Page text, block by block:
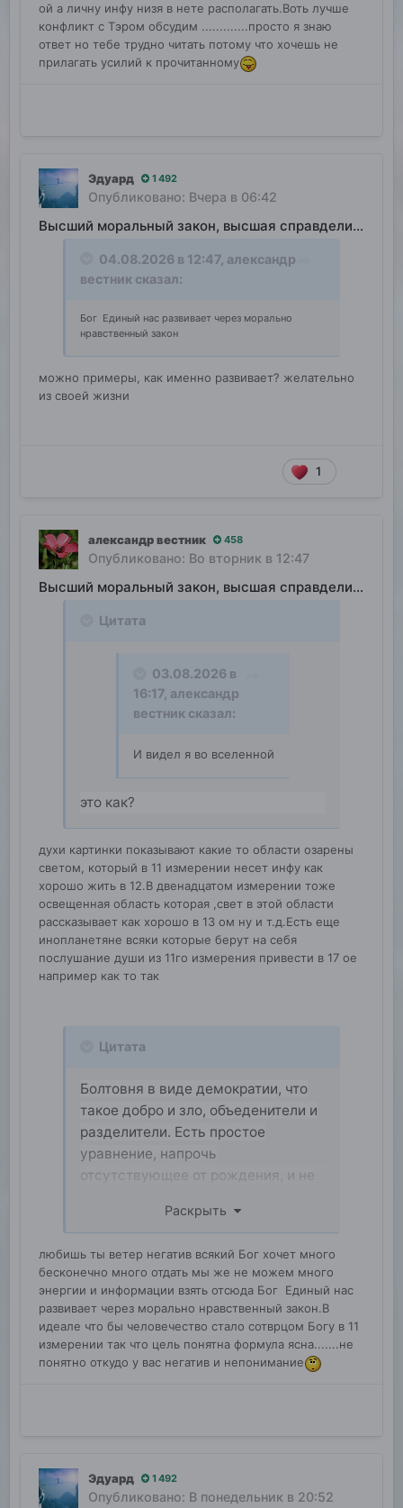
ой а личну инфу низя в нете располагать.Воть лучше
конфликт с Тэром обсудим .............просто я знаю
ответ но тебе трудно читать потому что хочешь не
прилагать усилий к прочитанному
Эдуард 1 492
Опубликовано: Вчера в 06:42
Высший моральный закон, высшая справделивость
04.08.2026 в 12:47, александр
вестник сказал:
Бог Единый нас развивает через морально
нравственный закон
можно примеры, как именно развивает? желательно
из своей жизни
1
александр вестник 458
Опубликовано: Во вторник в 12:47
Высший моральный закон, высшая справделивость
Цитата
03.08.2026 в
16:17, александр
вестник сказал:
И видел я во вселенной
это как?
духи картинки показывают какие то области озарены
светом, который в 11 измерении несет инфу как
хорошо жить в 12.В двенадцатом измерении тоже
освещенная область которая ,свет в этой области
рассказывает как хорошо в 13 ом ну и т.д.Есть еще
инопланетяне всяки которые берут на себя
послушание души из 11го измерения привести в 17 ое
например как то так
Цитата
Болтовня в виде демократии, что
такое добро и зло, объеденители и
разделители. Есть простое
уравнение, напрочь
отсутствующее от рождения, и не
зависнет быть или не быть я к
человечества нет внешнего врага
из глубокого космоса, возможно,
для того, чтобы спокойно
выполнять свою основную миссию
человечества — это жить для друг
друга, для созидания не только
Раскрыть
любишь ты ветер негатив всякий Бог хочет много
бесконечно много отдать мы же не можем много
энергии и информации взять отсюда Бог Единый нас
развивает через морально нравственный закон.В
идеале что бы человечество стало сотврцом Богу в 11
измерении так что цель понятна формула ясна.......не
понятно откудо у вас негатив и непонимание
Эдуард 1 492
Опубликовано: В понедельник в 20:52